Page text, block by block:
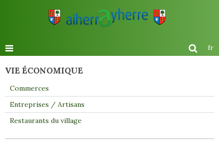
fr
VIE ÉCONOMIQUE
Commerces
Entreprises / Artisans
Restaurants du village